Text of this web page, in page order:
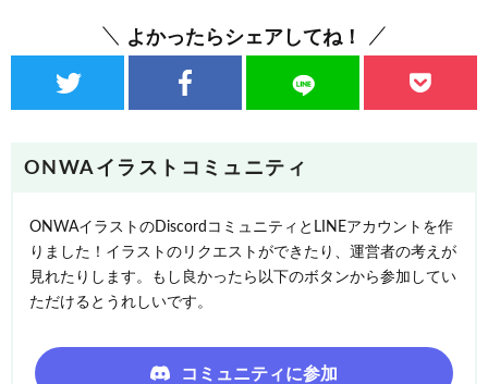
よかったらシェアしてね！
ONWAイラストコミュニティ
ONWAイラストのDiscordコミュニティとLINEアカウントを作
りました！イラストのリクエストができたり、運営者の考えが
見れたりします。もし良かったら以下のボタンから参加してい
ただけるとうれしいです。
コミュニティに参加